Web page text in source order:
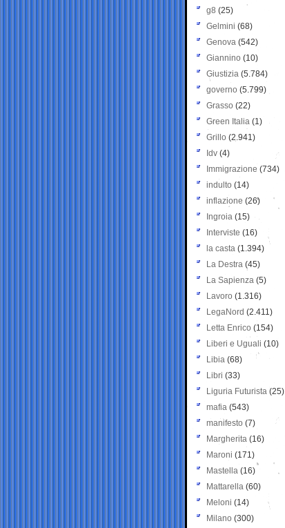
g8 (25)
Gelmini (68)
Genova (542)
Giannino (10)
Giustizia (5.784)
governo (5.799)
Grasso (22)
Green Italia (1)
Grillo (2.941)
Idv (4)
Immigrazione (734)
indulto (14)
inflazione (26)
Ingroia (15)
Interviste (16)
la casta (1.394)
La Destra (45)
La Sapienza (5)
Lavoro (1.316)
LegaNord (2.411)
Letta Enrico (154)
Liberi e Uguali (10)
Libia (68)
Libri (33)
Liguria Futurista (25)
mafia (543)
manifesto (7)
Margherita (16)
Maroni (171)
Mastella (16)
Mattarella (60)
Meloni (14)
Milano (300)